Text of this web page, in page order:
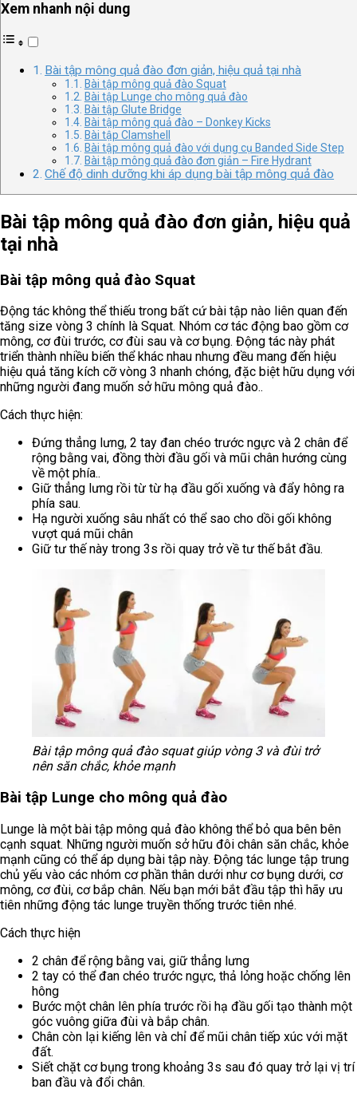
Xem nhanh nội dung
Bài tập mông quả đào đơn giản, hiệu quả tại nhà
Bài tập mông quả đào Squat
Bài tập Lunge cho mông quả đào
Bài tập Glute Bridge
Bài tập mông quả đào – Donkey Kicks
Bài tập Clamshell
Bài tập mông quả đào với dụng cụ Banded Side Step
Bài tập mông quả đào đơn giản – Fire Hydrant
Chế độ dinh dưỡng khi áp dụng bài tập mông quả đào
Bài tập mông quả đào đơn giản, hiệu quả
tại nhà
Bài tập mông quả đào Squat
Động tác không thể thiếu trong bất cứ bài tập nào liên quan đến
tăng size vòng 3 chính là Squat. Nhóm cơ tác động bao gồm cơ
mông, cơ đùi trước, cơ đùi sau và cơ bụng. Động tác này phát
triển thành nhiều biến thể khác nhau nhưng đều mang đến hiệu
hiệu quả tăng kích cỡ vòng 3 nhanh chóng, đặc biệt hữu dụng với
những người đang muốn sở hữu mông quả đào..
Cách thực hiện:
Đứng thẳng lưng, 2 tay đan chéo trước ngực và 2 chân để
rộng bằng vai, đồng thời đầu gối và mũi chân hướng cùng
về một phía..
Giữ thẳng lưng rồi từ từ hạ đầu gối xuống và đẩy hông ra
phía sau.
Hạ người xuống sâu nhất có thể sao cho dồi gối không
vượt quá mũi chân
Giữ tư thế này trong 3s rồi quay trở về tư thế bắt đầu.
Bài tập mông quả đào squat giúp vòng 3 và đùi trở
nên săn chắc, khỏe mạnh
Bài tập Lunge cho mông quả đào
Lunge là một bài tập mông quả đào không thể bỏ qua bên bên
cạnh squat. Những người muốn sở hữu đôi chân săn chắc, khỏe
mạnh cũng có thể áp dụng bài tập này. Động tác lunge tập trung
chủ yếu vào các nhóm cơ phần thân dưới như cơ bụng dưới, cơ
mông, cơ đùi, cơ bắp chân. Nếu bạn mới bắt đầu tập thì hãy ưu
tiên những động tác lunge truyền thống trước tiên nhé.
Cách thực hiện
2 chân để rộng bằng vai, giữ thẳng lưng
2 tay có thể đan chéo trước ngực, thả lỏng hoặc chống lên
hông
Bước một chân lên phía trước rồi hạ đầu gối tạo thành một
góc vuông giữa đùi và bắp chân.
Chân còn lại kiếng lên và chỉ để mũi chân tiếp xúc với mặt
đất.
Siết chặt cơ bụng trong khoảng 3s sau đó quay trở lại vị trí
ban đầu và đổi chân.